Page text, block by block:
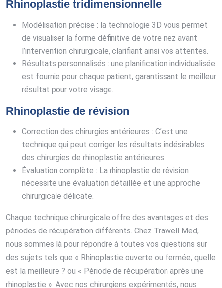
Rhinoplastie tridimensionnelle
Modélisation précise : la technologie 3D vous permet
de visualiser la forme définitive de votre nez avant
l’intervention chirurgicale, clarifiant ainsi vos attentes.
Résultats personnalisés : une planification individualisée
est fournie pour chaque patient, garantissant le meilleur
résultat pour votre visage.
Rhinoplastie de révision
Correction des chirurgies antérieures : C’est une
technique qui peut corriger les résultats indésirables
des chirurgies de rhinoplastie antérieures.
Évaluation complète : La rhinoplastie de révision
nécessite une évaluation détaillée et une approche
chirurgicale délicate.
Chaque technique chirurgicale offre des avantages et des
périodes de récupération différents. Chez Trawell Med,
nous sommes là pour répondre à toutes vos questions sur
des sujets tels que « Rhinoplastie ouverte ou fermée, quelle
est la meilleure ? ou « Période de récupération après une
rhinoplastie ». Avec nos chirurgiens expérimentés, nous